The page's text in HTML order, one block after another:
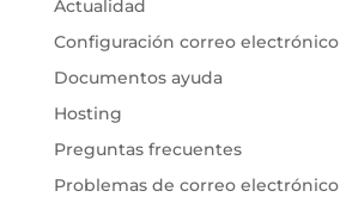
Actualidad
Configuración correo electrónico
Documentos ayuda
Hosting
Preguntas frecuentes
Problemas de correo electrónico